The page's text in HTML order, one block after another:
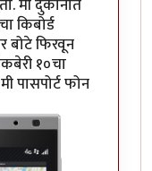
मी दुकानात
किबोर्ड
बोटे फिरवून
१०चा
पासपोर्ट फोन